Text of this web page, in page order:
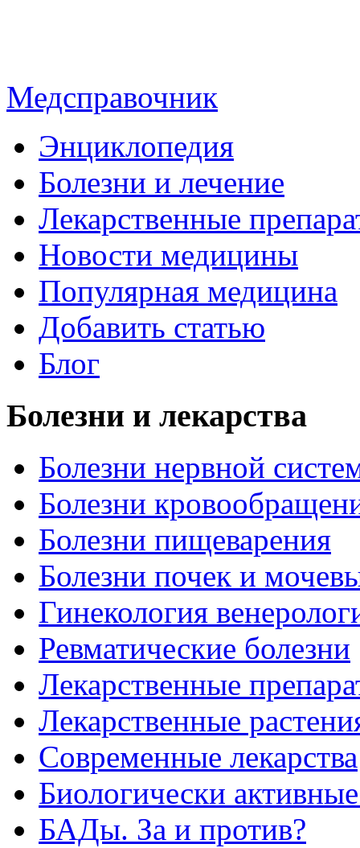
Медсправочник
Энциклопедия
Болезни и лечение
Лекарственные
Новости медицины
Популярная медицина
Добавить статью
Блог
Болезни и лекарства
Болезни нервной
Болезни
Болезни пищеварения
Болезни почек и
Гинекология
Ревматические болезни
Лекарственные
Лекарственные
Современные лекарства
Биологически
БАДы. За и против?